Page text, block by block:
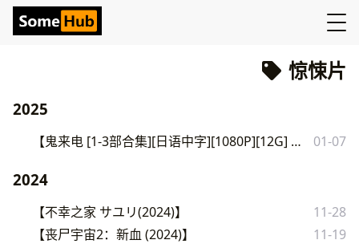
惊悚片
2025
【鬼来电 [1-3部合集][日语中字][1080P][12G] 惊悚 恐怖】 01-07
2024
【不幸之家 サユリ(2024)】
11-28
【丧尸宇宙2：新血 (2024)】
11-19